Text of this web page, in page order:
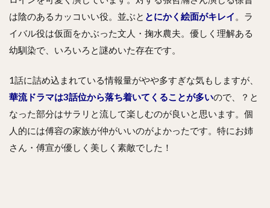
は陰のあるカッコいい役。並ぶと とにかく絵面がキレイ 。ラ
イバル役は仮面をかぶった文人・掬水農夫。優しく理解ある
幼馴染で、いろいろと謎めいた存在です。
1話に詰め込まれている情報量がやや多すぎな気もしますが、
華流ドラマは3話位から落ち着いてくることが多いので、？と
なった部分はサラリと流して楽しむのが良いと思います。個
人的には傅容の家族が仲がいいのがよかったです。特にお姉
さん・傅宣が優しく美しく素敵でした！